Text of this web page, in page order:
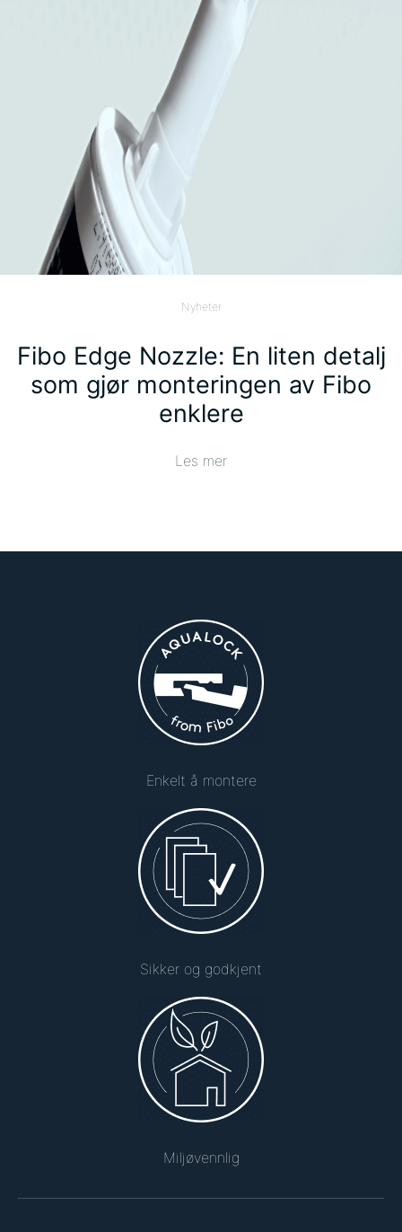
Nyheter
Fibo Edge Nozzle: En liten detalj
som gjør monteringen av Fibo
enklere
Les mer
Enkelt å montere
Sikker og godkjent
Miljøvennlig